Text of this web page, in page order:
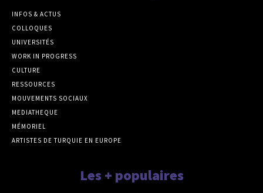
INFOS & ACTUS
COLLOQUES
UNIVERSITÉS
WORK IN PROGRESS
CULTURE
RESSOURCES
MOUVEMENTS SOCIAUX
MEDIATHEQUE
MÉMORIEL
ARTISTES DE TURQUIE EN EUROPE
Les + populaires